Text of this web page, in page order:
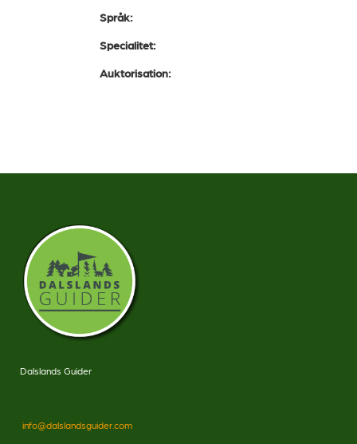
Språk:
Specialitet:
Auktorisation:
Dalslands Guider
info@dalslandsguider.com